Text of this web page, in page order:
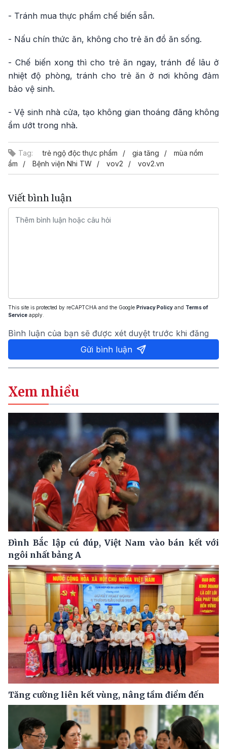
- Tránh mua thực phẩm chế biến sẵn.
- Nấu chín thức ăn, không cho trẻ ăn đồ ăn sống.
- Chế biến xong thì cho trẻ ăn ngay, tránh để lâu ở
nhiệt độ phòng, tránh cho trẻ ăn ở nơi không đảm
bảo vệ sinh.
- Vệ sinh nhà cửa, tạo không gian thoáng đãng không
ẩm ướt trong nhà.
Tag: trẻ ngộ độc thực phẩm gia tăng
mùa nồm
ẩm
Bệnh viện Nhi TW vov2 vov2.vn
Viết bình luận
This site is protected by reCAPTCHA and the Google Privacy Policy and Terms of
Service apply.
Bình luận của bạn sẽ được xét duyệt trước khi đăng
Gửi bình luận
Xem nhiều
Đình Bắc lập cú đúp, Việt Nam vào bán kết với
ngôi nhất bảng A
Tăng cường liên kết vùng, nâng tầm điểm đến